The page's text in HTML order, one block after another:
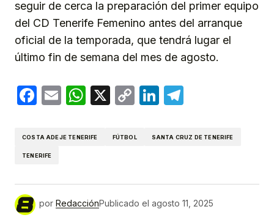
seguir de cerca la preparación del primer equipo
del CD Tenerife Femenino antes del arranque
oficial de la temporada, que tendrá lugar el
último fin de semana del mes de agosto.
Facebook
EmailWhatsApp
X
CopyLinkedIn
COSTA ADEJE TENERIFE FÚTBOL SANTA CRUZ DE TENERIFE
TENERIFE
por RedacciónPublicado el agosto 11, 2025